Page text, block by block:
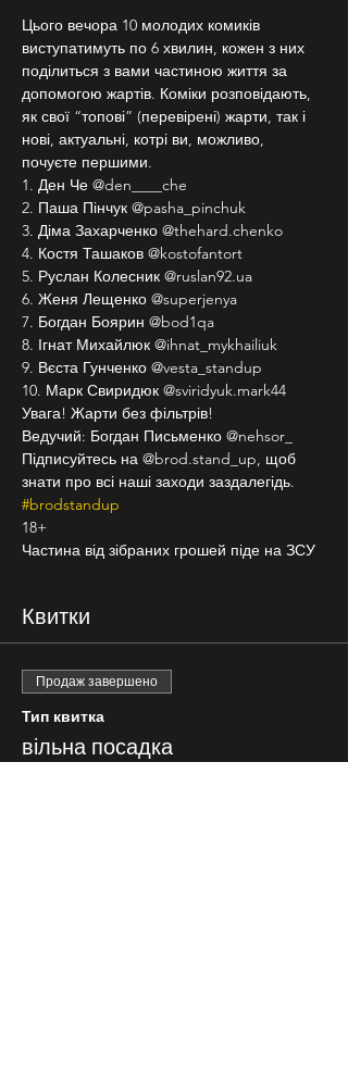
Цього вечора 10 молодих комиків
виступатимуть по 6 хвилин, кожен з них
поділиться з вами частиною життя за
допомогою жартів. Коміки розповідають,
як свої “топові” (перевірені) жарти, так і
нові, актуальні, котрі ви, можливо,
почуєте першими.
1. Ден Че @den____che
2. Паша Пінчук @pasha_pinchuk
3. Діма Захарченко @thehard.chenko
4. Костя Ташаков @kostofantort
5. Руслан Колесник @ruslan92.ua
6. Женя Лещенко @superjenya
7. Богдан Боярин @bod1qa
8. Ігнат Михайлюк @ihnat_mykhailiuk
9. Вєста Гунченко @vesta_standup
10. Марк Свиридюк @sviridyuk.mark44
Увага! Жарти без фільтрів!
Ведучий: Богдан Письменко @nehsor_
Підписуйтесь на @brod.stand_up, щоб
знати про всі наші заходи заздалегідь.
#brodstandup
18+
Частина від зібраних грошей піде на ЗСУ
Квитки
Продаж завершено
Тип квитка
вільна посадка